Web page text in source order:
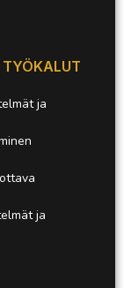
TYÖKALUT
ja
ja